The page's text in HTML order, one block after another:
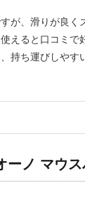
が、滑りが良く
えると口コミで
持ち運びしやす
ノ マウス